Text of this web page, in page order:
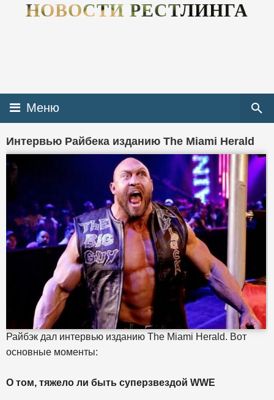
НОВОСТИ РЕСТЛИНГА
Меню
Интервью Райбека изданию The Miami Herald
Райбэк дал интервью изданию The Miami Herald. Вот
основные моменты:
О том, тяжело ли быть суперзвездой WWE